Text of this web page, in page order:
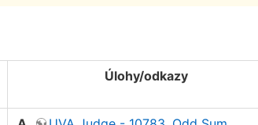
Úlohy/odkazy